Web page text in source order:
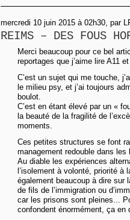
mercredi 10 juin 2015 à 02h30, par
REIMS – DES FOUS
Merci beaucoup pour ce bel
reportages que j’aime lire A11
C’est un sujet qui me touche,
le milieu psy, et j’ai toujours
boulot.
C’est en étant élevé par un «
la beauté de la fragilité de
moments.
Ces petites structures se font
management redouble dans
Au diable les expériences
l’isolement à volonté, priorité à
également beaucoup à dire sur
de fils de l’immigration ou
car les prisons sont pleines...
confondent énormément, ça en